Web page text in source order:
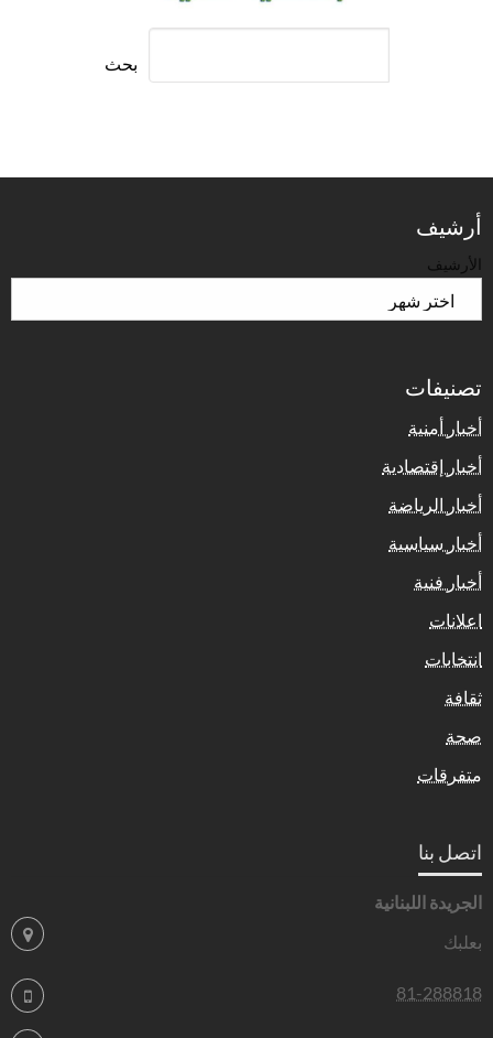
بحث
أرشيف
الأرشيف
تصنيفات
أخبار أمنية
أخبار إقتصادية
أخبار الرياضة
أخبار سياسية
أخبار فنية
اعلانات
انتخابات
ثقافة
صحة
متفرقات
اتصل بنا
الجريدة اللبنانية
بعلبك
81-288818